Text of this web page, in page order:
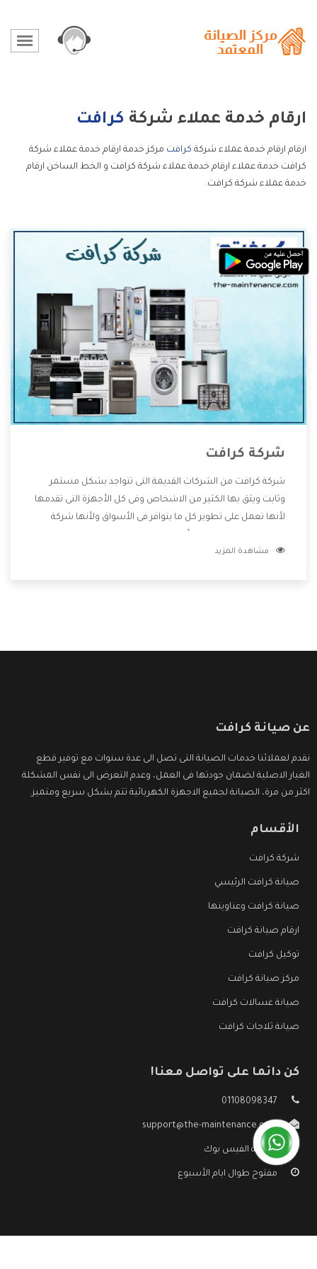
ارقام خدمة عملاء شركة كرافت
ارقام ارقام خدمة عملاء شركة كرافت مركز خدمة ارقام خدمة عملاء شركة
كرافت خدمة عملاء ارقام خدمة عملاء شركة كرافت و الخط الساخن ارقام
خدمة عملاء شركة كرافت.
شركة كرافت
شركة كرافت من الشركات القديمة التى تتواجد بشكل مستمر
وثابت ويثق بها الكثير من الاشخاص وفى كل الأجهزة التى تقدمها
لأنها تعمل على تطوير كل ما يتوافر فى الأسواق ولأنها شركة
وتقدم للعملاء أقوى العروض والخصومات التى تسهل على
مشاهدة المزيد
عن صيانة كرافت
نقدم لعملائنا خدمات الصيانة التى تصل الى عدة سنوات مع توفير قطع
الغيار الاصلية لضمان جودتها فى العمل، وعدم التعرض الى نفس المشكلة
اكثر من مرة، الصيانة لجميع الاجهزة الكهربائية تتم بشكل سريع ومتميز.
الأقسام
شركة كرافت
صيانة كرافت الرئيسي
صيانة كرافت وعناوينها
ارقام صيانة كرافت
توكيل كرافت
مركز صيانة كرافت
صيانة غسالات كرافت
صيانة ثلاجات كرافت
كن دائما على تواصل معنا!
01108098347
support@the-maintenance.com
صفحة الفيس بوك
مفتوح طوال ايام الأسبوع